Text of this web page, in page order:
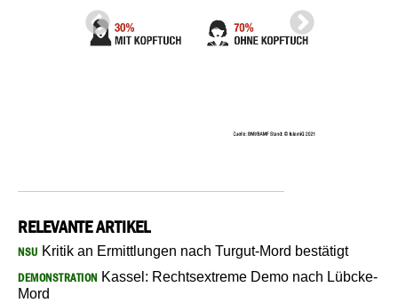
RELEVANTE ARTIKEL
NSU Kritik an Ermittlungen nach Turgut-Mord bestätigt
DEMONSTRATION Kassel: Rechtsextreme Demo nach Lübcke-
Mord